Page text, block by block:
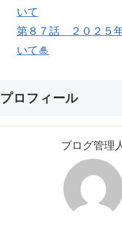
いて
第８７話 ２０２５
いて🎍
プロフィール
ブログ管理